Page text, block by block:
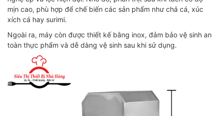
mịn cao, phù hợp để chế biến các sản phẩm như chả cá, xúc
xích cá hay surimi.
Ngoài ra, máy còn được thiết kế bằng inox, đảm bảo vệ sinh an
toàn thực phẩm và dễ dàng vệ sinh sau khi sử dụng.